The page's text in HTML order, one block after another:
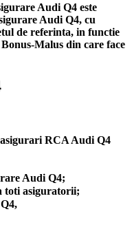
Audi Q4 este
Audi Q4, cu
de referinta, in functie
Malus din care face
asigurari RCA Audi Q4
Audi Q4;
toti asiguratorii;